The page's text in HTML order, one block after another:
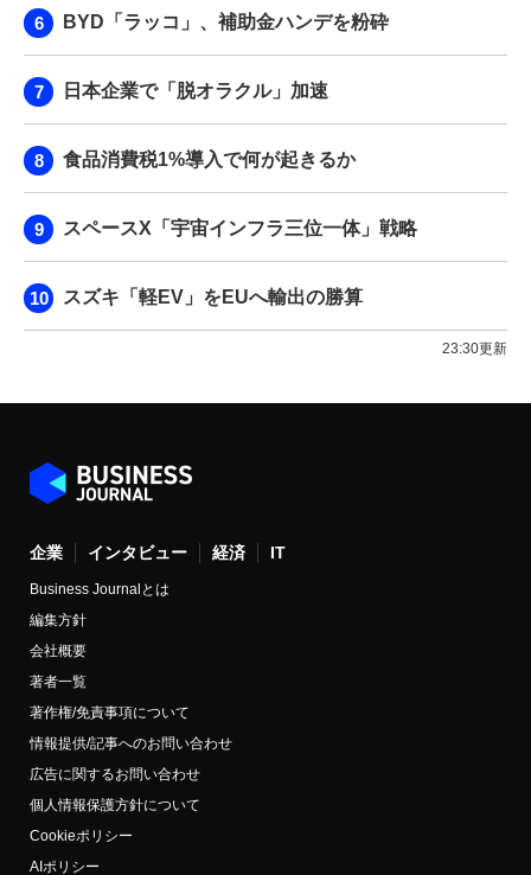
BYD「ラッコ」、補助金ハンデを粉砕
日本企業で「脱オラクル」加速
食品消費税1%導入で何が起きるか
スペースX「宇宙インフラ三位一体」戦略
スズキ「軽EV」をEUへ輸出の勝算
23:30更新
企業 インタビュー 経済 IT
Business Journalとは
編集方針
会社概要
著者一覧
著作権/免責事項について
情報提供/記事へのお問い合わせ
広告に関するお問い合わせ
個人情報保護方針について
Cookieポリシー
AIポリシー